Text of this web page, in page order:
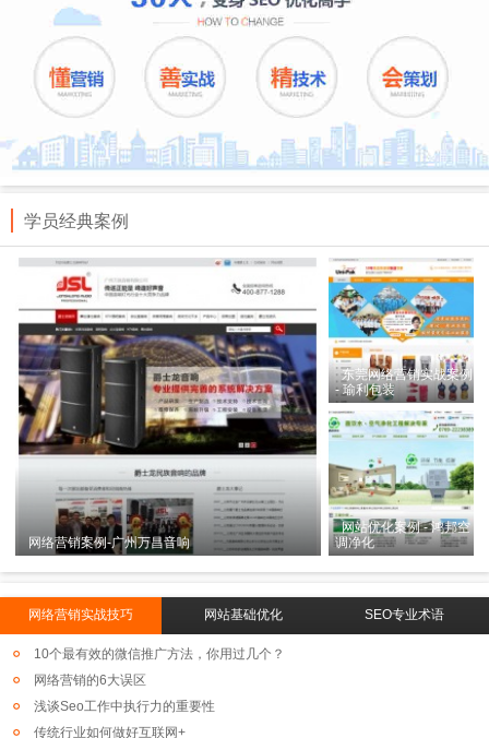
学员经典案例
网络营销案例-广州万昌音响
东莞网络营销实战案例
- 瑜利包装
网站优化案例 - 鸿邦空
调净化
网络营销实战技巧 网站基础优化 SEO专业术语
10个最有效的微信推广方法，你用过几个？
网络营销的6大误区
浅谈Seo工作中执行力的重要性
传统行业如何做好互联网+